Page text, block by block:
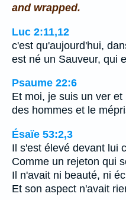
and wrapped.
Luc 2:11,12
c'est qu'aujourd'hui,
est né un Sauveur, qui
Psaume 22:6
Et moi, je suis un ver
des hommes et le
Ésaïe 53:2,3
Il s'est élevé devant lui
Comme un rejeton qui
Il n'avait ni beauté, ni
Et son aspect n'avait